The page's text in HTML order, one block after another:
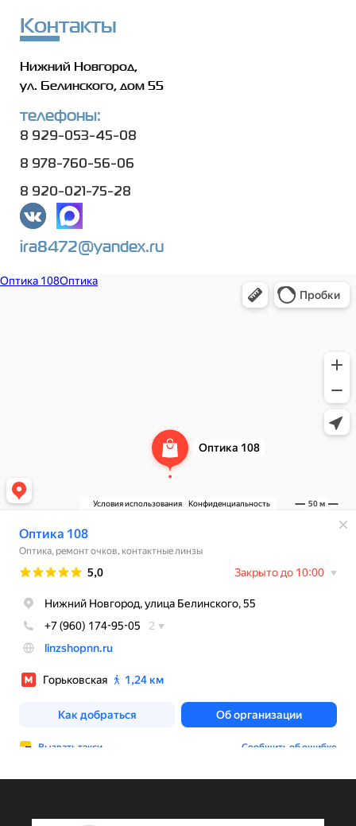
Контакты
Нижний Новгород,
ул. Белинского, дом 55
телефоны:
8 929-053-45-08
8 978-760-56-06
8 920-021-75-28
ira8472@yandex.ru
Оптика 108